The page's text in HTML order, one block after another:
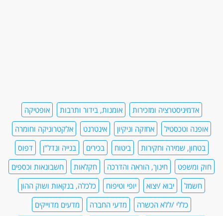
אדמיניסטרציה ומזכירות אומנות, בידור ותרבות
אופטיקה
אופנה וטכסטיל
אחזקה וניקיון אינטרנט
אלקטרוניקה וחומרה
בטחון, שמירה וחקירות
ביטוח בכירים בנייה ונדל"ן
דפוס
חוק ומשפט
חינוך, הוראה והדרכה חקלאות
חשבונאות וכספים
חשמל
יבוא /יצוא יופי וטיפוח
כלכלה, בנקאות ושוק ההון
כללי /ללא הכשרה
מדעי החברה
מדעים מדוייקים